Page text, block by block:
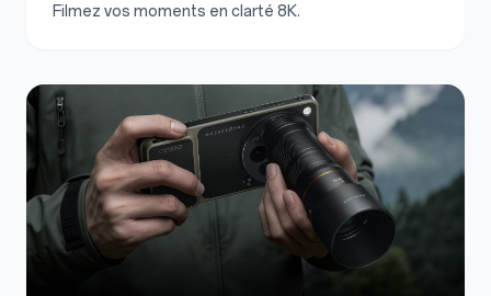
Filmez vos moments en clarté 8K.